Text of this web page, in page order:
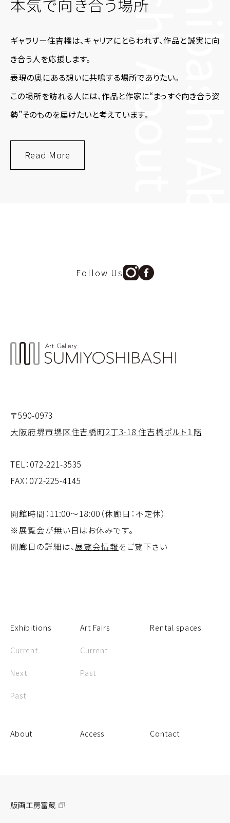
本気で向き合う場所
ギャラリー住吉橋は、キャリアにとらわれず、作品と誠実に向
き合う人を応援します。
表現の奥にある想いに共鳴する場所でありたい。
この場所を訪れる人には、作品と作家に“まっすぐ向き合う姿
勢”そのものを届けたいと考えています。
Read More
About
About Gallery Sumiyoshibashi
Follow Us
〒590-0973
大阪府堺市堺区住吉橋町2丁3-18 住吉橋ポルト１階
TEL： 072-221-3535
FAX：072-225-4145
開館時間：11:00～18:00（休廊日：不定休）
※展覧会が無い日はお休みです。
開廊日の詳細は、 展覧会情報をご覧下さい
Exhibitions
Current
Next
Past
Art Fairs
Current
Past
Rental spaces
About Access Contact
版画工房富蔵